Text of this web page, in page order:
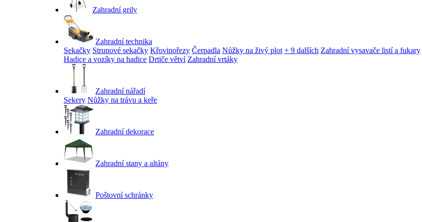
Zahradní grily
Zahradní technika
Sekačky Strunové sekačky Křovinořezy Čerpadla Nůžky na živý plot + 9 dalších Zahradní vysavače listí a fukary
Hadice a vozíky na hadice Drtiče větví Zahradní vrtáky
Zahradní nářadí
Sekery Nůžky na trávu a keře
Zahradní dekorace
Zahradní stany a altány
Poštovní schránky